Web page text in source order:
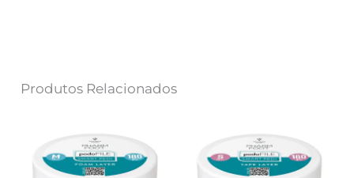
Produtos Relacionados